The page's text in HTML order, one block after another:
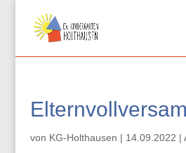
von KG-Holthausen | 14.09.2022 |